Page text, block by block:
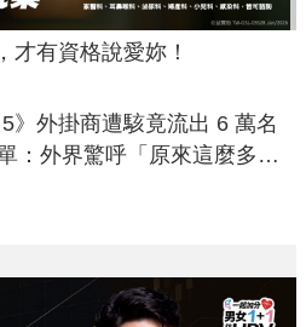
才有資格說愛妳！
5》外掛商遭駭竟流出 6 萬名
：外界驚呼「原來這麼多人